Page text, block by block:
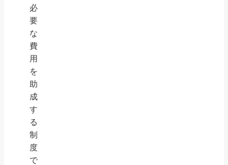
必
要
な
費
用
を
助
成
す
る
制
度
で